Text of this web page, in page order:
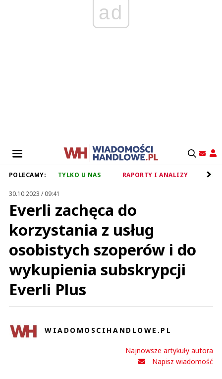
ad
POLECAMY: TYLKO U NAS RAPORTY I ANALIZY
30.10.2023 / 09:41
Everli zachęca do
korzystania z usług
osobistych szoperów i do
wykupienia subskrypcji
Everli Plus
WIADOMOSCIHANDLOWE.PL
Najnowsze artykuły autora
Napisz wiadomość